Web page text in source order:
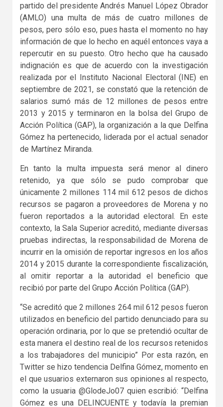
partido del presidente Andrés Manuel López Obrador
(AMLO) una multa de más de cuatro millones de
pesos, pero sólo eso, pues hasta el momento no hay
información de que lo hecho en aquél entonces vaya a
repercutir en su puesto. Otro hecho que ha causado
indignación es que de acuerdo con la investigación
realizada por el Instituto Nacional Electoral (INE) en
septiembre de 2021, se constató que la retención de
salarios sumó más de 12 millones de pesos entre
2013 y 2015 y terminaron en la bolsa del Grupo de
Acción Política (GAP), la organización a la que Delfina
Gómez ha pertenecido, liderada por el actual senador
de Martínez Miranda.
En tanto la multa impuesta será menor al dinero
retenido, ya que sólo se pudo comprobar que
únicamente 2 millones 114 mil 612 pesos de dichos
recursos se pagaron a proveedores de Morena y no
fueron reportados a la autoridad electoral. En este
contexto, la Sala Superior acreditó, mediante diversas
pruebas indirectas, la responsabilidad de Morena de
incurrir en la omisión de reportar ingresos en los años
2014 y 2015 durante la correspondiente fiscalización,
al omitir reportar a la autoridad el beneficio que
recibió por parte del Grupo Acción Política (GAP).
“Se acreditó que 2 millones 264 mil 612 pesos fueron
utilizados en beneficio del partido denunciado para su
operación ordinaria, por lo que se pretendió ocultar de
esta manera el destino real de los recursos retenidos
a los trabajadores del municipio” Por esta razón, en
Twitter se hizo tendencia Delfina Gómez, momento en
el que usuarios externaron sus opiniones al respecto,
como la usuaria @GlodeJo07 quien escribió: “Delfina
Gómez es una DELINCUENTE y todavía la premian